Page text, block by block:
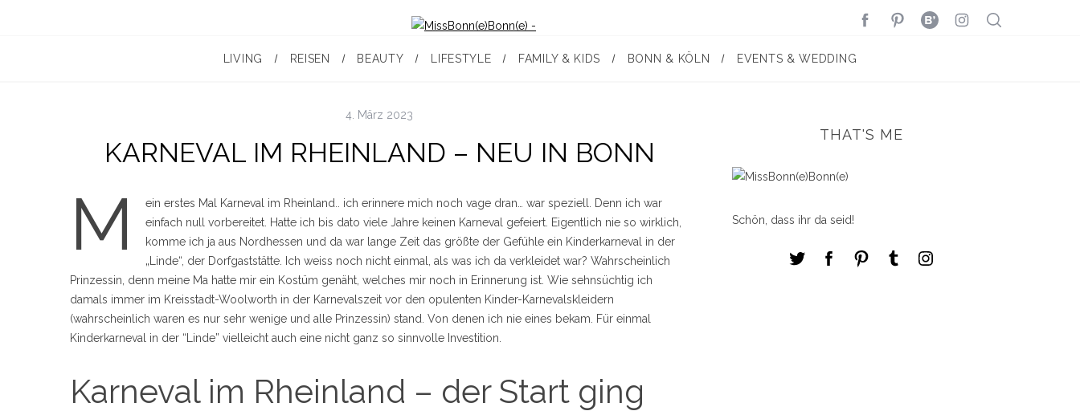
LIVING REISEN BEAUTY LIFESTYLE FAMILY & KIDS BONN & KÖLN EVENTS & WEDDING
4. März 2023
KARNEVAL IM RHEINLAND – NEU IN BONN
M
ein erstes Mal Karneval im Rheinland.. ich erinnere mich noch vage dran… war speziell. Denn ich war
einfach null vorbereitet. Hatte ich bis dato viele Jahre keinen Karneval gefeiert. Eigentlich nie so wirklich,
komme ich ja aus Nordhessen und da war lange Zeit das größte der Gefühle ein Kinderkarneval in der
„Linde“, der Dorfgaststätte. Ich weiss noch nicht einmal, als was ich da verkleidet war? Wahrscheinlich
Prinzessin, denn meine Ma hatte mir ein Kostüm genäht, welches mir noch in Erinnerung ist. Wie sehnsüchtig ich
damals immer im Kreisstadt-Woolworth in der Karnevalszeit vor den opulenten Kinder-Karnevalskleidern
(wahrscheinlich waren es nur sehr wenige und alle Prinzessin) stand. Von denen ich nie eines bekam. Für einmal
Kinderkarneval in der “Linde” vielleicht auch eine nicht ganz so sinnvolle Investition.
Karneval im Rheinland – der Start ging
THAT'S ME
Schön, dass ihr da seid!